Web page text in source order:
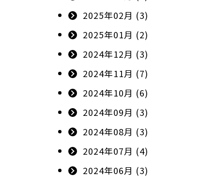
2025年02月 (3)
2025年01月 (2)
2024年12月 (3)
2024年11月 (7)
2024年10月 (6)
2024年09月 (3)
2024年08月 (3)
2024年07月 (4)
2024年06月 (3)